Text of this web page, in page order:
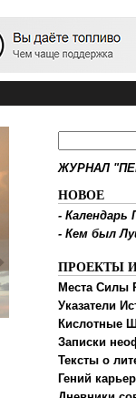
ЖУРНАЛ
НОВОЕ
- Календарь
- Кем был
ПРОЕКТЫ
Места Силы
Указатели
Кислотные
Записки
Тексты о
Гений